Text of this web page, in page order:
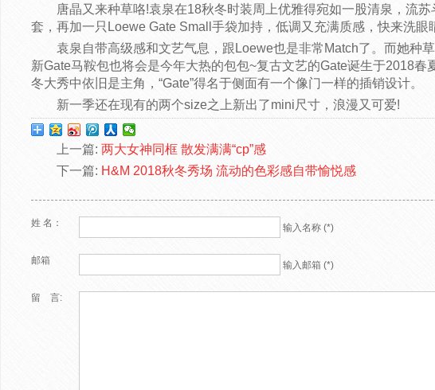
唐晶又来种草咯!袁泉在18秋冬时装周上优雅得宛如一股清泉，流
套，再加一只Loewe Gate Small手袋加持，低调又充满质感，快来洗眼
袁泉自带高级感和文艺气息，跟Loewe也是非常Match了。而她种
新Gate马鞍包也将会是今年大热的包包~复古文艺的Gate诞生于2018春
冬大秀中依旧是主角，“Gate”得名于侧面有一个像门一样的插销设计。
新一季还在现有的两个size之上新出了mini尺寸，浪漫又可爱!
上一篇: 两大女神同框 散发满满“cp”感
下一篇: H&M 2018秋冬秀场 流动的色彩感自带愉悦感
姓 名： 输入名称 (*)
邮箱 输入邮箱 (*)
留 言: